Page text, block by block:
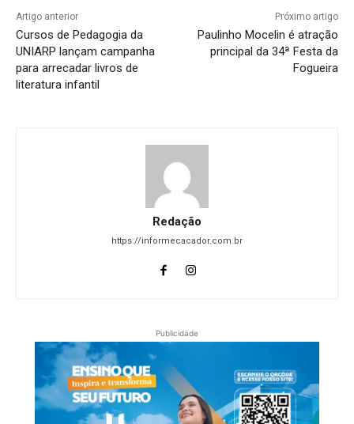
Artigo anterior
Cursos de Pedagogia da
UNIARP lançam campanha
para arrecadar livros de
literatura infantil
Próximo artigo
Paulinho Mocelin é atração
principal da 34ª Festa da
Fogueira
Redação
https://informecacador.com.br
Publicidade